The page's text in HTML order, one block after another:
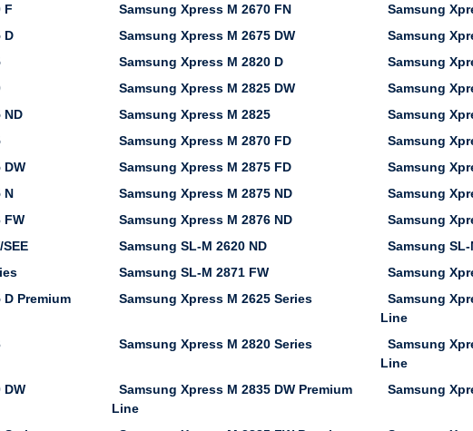
F
Samsung Xpress M 2670 FN Samsung
D
Samsung Xpress M 2675 DW Samsung
Samsung Xpress M 2820 D Samsung
Samsung Xpress M 2825 DW Samsung
ND
Samsung Xpress M 2825 Samsung
Samsung Xpress M 2870 FD Samsung
DW
Samsung Xpress M 2875 FD Samsung
N
Samsung Xpress M 2875 ND Samsung
FW
Samsung Xpress M 2876 ND Samsung
Samsung SL-M 2620 ND Samsung
Samsung SL-M 2871 FW Samsung
D Premium
Samsung Xpress M 2625 Series
Samsung
Line
Samsung Xpress M 2820 Series
Samsung
Line
DW
Samsung Xpress M 2835 DW Premium
Line
Samsung